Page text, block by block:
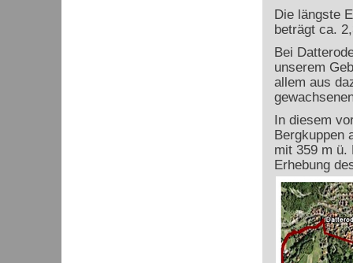
Die längste
beträgt ca.
Bei
unserem
allem aus
In diesem
Bergkuppen
mit 359 m ü.
Erhebung